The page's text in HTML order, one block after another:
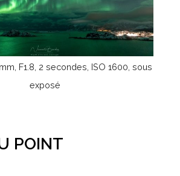
F1.8, 2 secondes, ISO 1600, sous
exposé
POINT